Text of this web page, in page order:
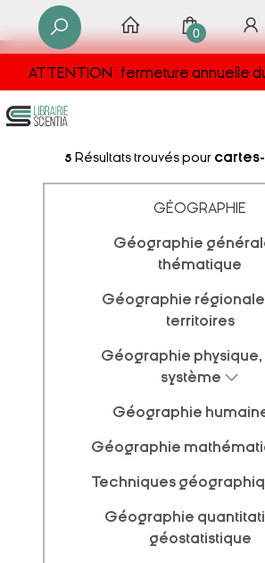
ATTENTION : fermeture annuelle
0
5 Résultats trouvés pour
GÉOGRAPHIE
Géographie
thématique
Géographie
territoires
Géographie physique,
système
Géographie
Géographie
Techniques
Géographie
géostatistique